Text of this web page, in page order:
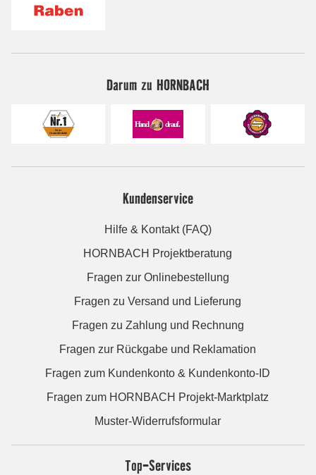
Darum zu HORNBACH
Kundenservice
Hilfe & Kontakt (FAQ)
HORNBACH Projektberatung
Fragen zur Onlinebestellung
Fragen zu Versand und Lieferung
Fragen zu Zahlung und Rechnung
Fragen zur Rückgabe und Reklamation
Fragen zum Kundenkonto & Kundenkonto-ID
Fragen zum HORNBACH Projekt-Marktplatz
Muster-Widerrufsformular
Top-Services